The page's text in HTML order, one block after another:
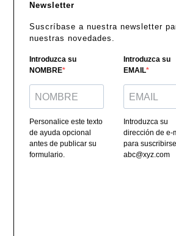
Newsletter
Suscríbase a nuestra newsletter
nuestras novedades.
Introduzca su
NOMBRE
Personalice este texto
de ayuda opcional
antes de publicar su
formulario.
Introduzca su
EMAIL
Introduzca su
dirección de e-
para
abc@xyz.com